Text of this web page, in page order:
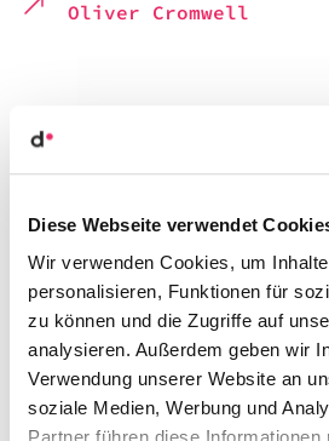
Diese Webseite verwendet
Wir verwenden Cookies, um
personalisieren, Funktionen für
zu können und die Zugriffe auf
analysieren. Außerdem geben wir
Verwendung unserer Website an
soziale Medien, Werbung und
Oliver Crom­well